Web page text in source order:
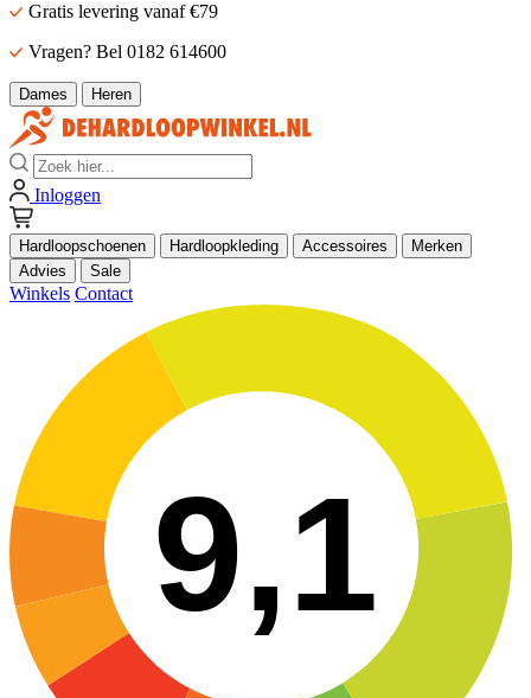
Gratis levering vanaf €79
Vragen? Bel 0182 614600
Dames Heren
Zoek
Inloggen
Hardloopschoenen Hardloopkleding Accessoires
Merken
Advies
Sale
Winkels Contact
9,1